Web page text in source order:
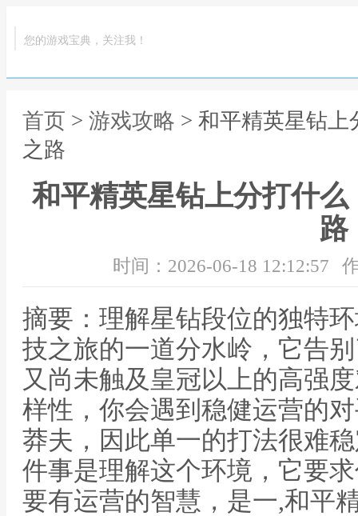
您的游戏宝典，关注我！
首页 > 游戏攻略 > 和平精英星钻
之路
和平精英星钻上分打什
路
时间：2026-06-18 12:12:57
摘要：理解星钻段位的独特
技之旅的一道分水岭，它告
又尚未触及皇冠以上的高强
样性，你会遇到稳健运营的
莽夫，因此单一的打法很难
件事是理解这个环境，它要
要有运营的智慧，是一,和平